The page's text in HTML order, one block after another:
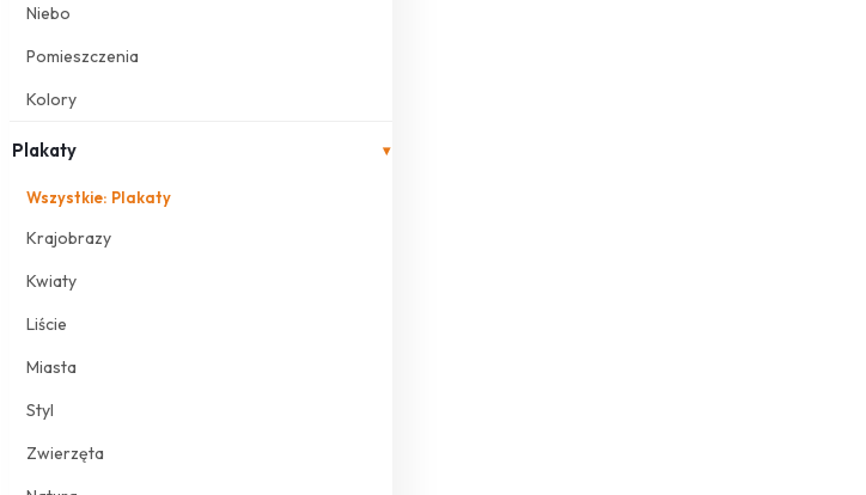
Niebo
Pomieszczenia
Kolory
Plakaty ▾
Wszystkie: Plakaty
Krajobrazy
Kwiaty
Liście
Miasta
Styl
Zwierzęta